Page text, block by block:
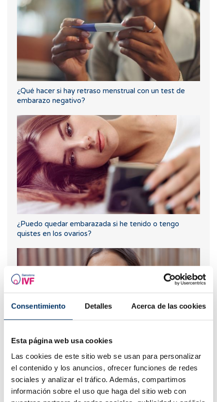
Consentimiento Detalles Acerca de las cookies
Esta página web usa cookies
Las cookies de este sitio web se usan para personalizar
el contenido y los anuncios, ofrecer funciones de redes
sociales y analizar el tráfico. Además, compartimos
información sobre el uso que haga del sitio web con
¿Qué hacer si hay retraso menstrual con un test de
embarazo negativo?
¿Puedo quedar embarazada si he tenido o tengo
quistes en los ovarios?
¿Cuáles son los síntomas de implantación embrionaria?